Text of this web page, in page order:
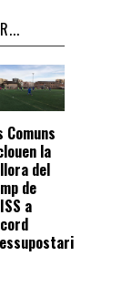
Comuns
la
del
de
a